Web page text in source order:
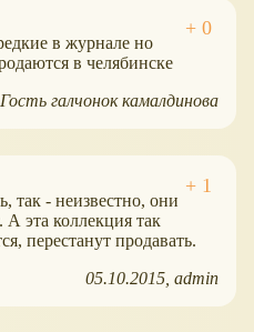
в журнале но
в челябинске
Гость галчонок камалдинова
так - неизвестно, они
эта коллекция так
перестанут продавать.
05.10.2015 admin